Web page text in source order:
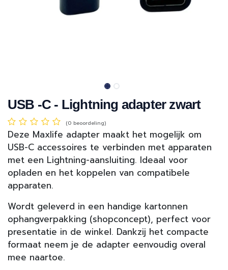
USB -C - Lightning adapter zwart
(0 beoordeling)
Deze Maxlife adapter maakt het mogelijk om
USB-C accessoires te verbinden met apparaten
met een Lightning-aansluiting. Ideaal voor
opladen en het koppelen van compatibele
apparaten.
Wordt geleverd in een handige kartonnen
ophangverpakking (shopconcept), perfect voor
presentatie in de winkel. Dankzij het compacte
formaat neem je de adapter eenvoudig overal
mee naartoe.